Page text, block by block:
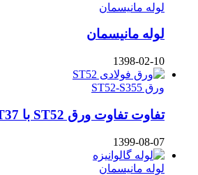
لوله مانیسمان
لوله مانیسمان
1398-02-10
ورق ST52-S355
تفاوت تفاوت ورق ST52 با ST37
1399-08-07
لوله مانیسمان